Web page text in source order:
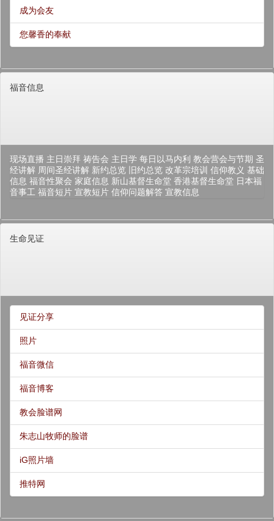
成为会友
您馨香的奉献
福音信息
现场直播 主日崇拜 祷告会 主日学 每日以马内利 教会营会与节期 圣
经讲解 周间圣经讲解 新约总览 旧约总览 改革宗培训 信仰教义 基础
信息 福音性聚会 家庭信息 新山基督生命堂 香港基督生命堂 日本福
音事工 福音短片 宣教短片 信仰问题解答 宣教信息
生命见证
见证分享
照片
福音微信
福音博客
教会脸谱网
朱志山牧师的脸谱
iG照片墙
推特网